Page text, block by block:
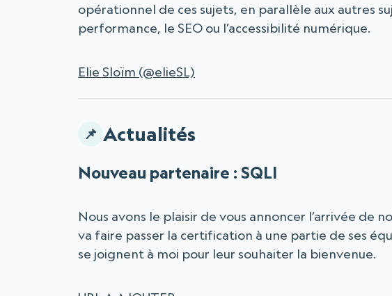
opérationnel de ces sujets, en parallèle aux autres
performance, le SEO ou l’accessibilité numérique.
Elie Sloïm (@elieSL)
Actualités
Nouveau partenaire : SQLI
Nous avons le plaisir de vous annoncer l’arrivée de
va faire passer la certification à une partie de ses
se joignent à moi pour leur souhaiter la bienvenue.